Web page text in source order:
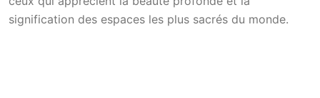
signification des espaces les plus sacrés du monde.